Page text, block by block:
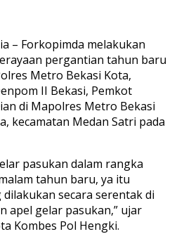
– Forkopimda melakukan
pergantian tahun baru
Metro Bekasi Kota,
II Bekasi, Pemkot
di Mapolres Metro Bekasi
kecamatan Medan Satri pada
pasukan dalam rangka
tahun baru, ya itu
secara serentak di
apel gelar pasukan,” ujar
Kombes Pol Hengki.